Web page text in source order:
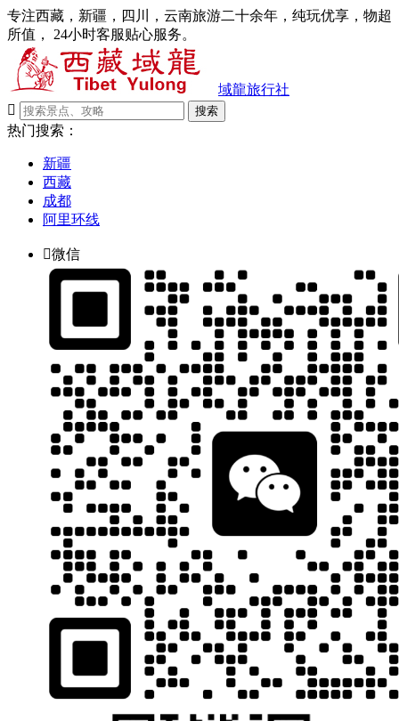
专注西藏，新疆，四川，云南旅游二十余年，纯玩优享，物超
所值， 24小时客服贴心服务。
域龍旅行社

搜索
热门搜索：
新疆
西藏
成都
阿里环线
微信